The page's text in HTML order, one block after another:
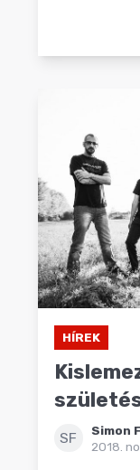
HÍREK
SF
Simon
2018.